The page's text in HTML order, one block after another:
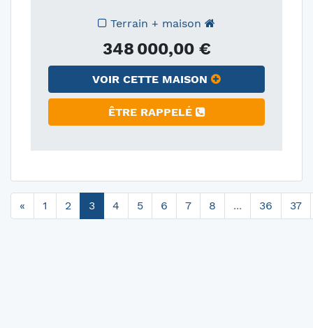
Terrain + maison
348 000,00 €
VOIR CETTE MAISON
ÊTRE RAPPELÉ
« 1 2 3 4 5 6 7 8 ... 36 37